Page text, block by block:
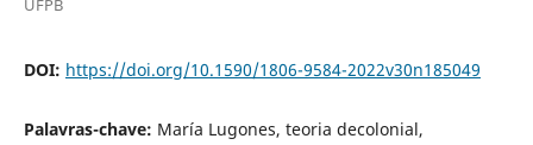
UFPB
DOI: https://doi.org/10.1590/1806-9584-2022v30n185049
Palavras-chave: María Lugones, teoria decolonial,